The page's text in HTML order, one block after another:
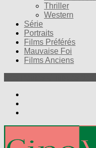
Thriller
Western
Série
Portraits
Films Préférés
Mauvaise Foi
Films Anciens